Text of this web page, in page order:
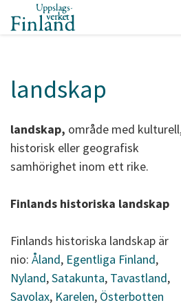
landskap
landskap, område med
historisk eller geografisk
samhörighet inom ett rike.
Finlands historiska landskap
Finlands historiska landskap är
nio: Åland, Egentliga Finland,
Nyland,Satakunta, Tavastland,
Savolax, Karelen, Österbotten